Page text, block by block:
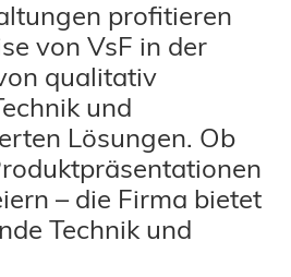
profitieren
von VsF in der
qualitativ
und
Lösungen. Ob
– die Firma bietet
Technik und